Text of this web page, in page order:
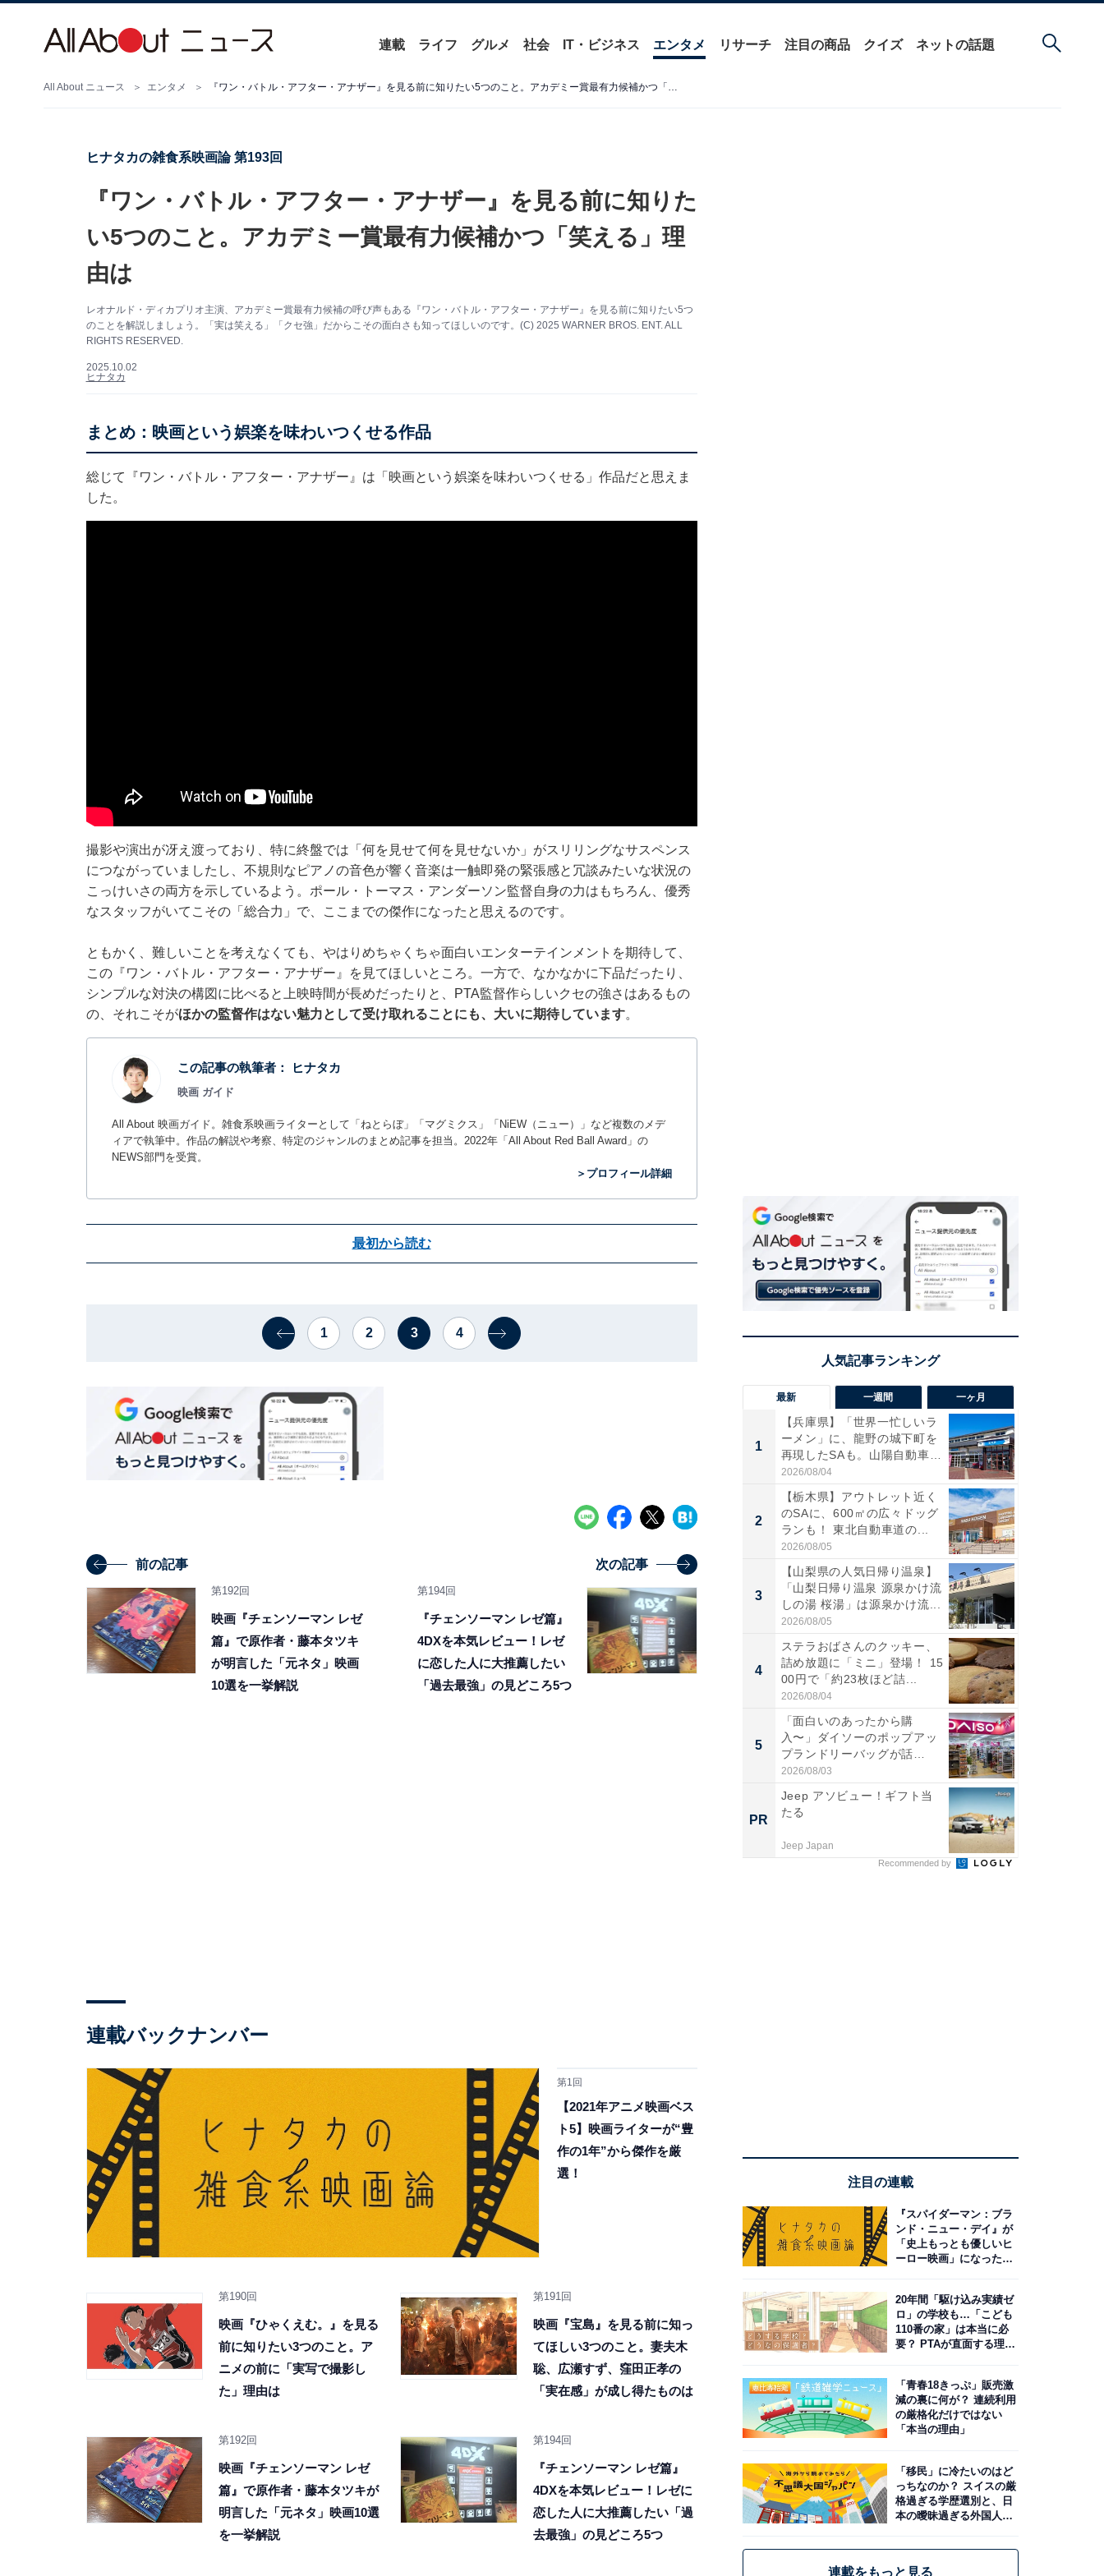
連載 ライフ グルメ 社会 IT・ビジネス エンタメ リサーチ 注目の商品 クイズ ネットの話題
All About ニュース エンタメ 『ワン・バトル・アフター・アナザー』を見る前に知りたい5つのこと。アカデミー賞最有力候補かつ「笑える」理由は
ヒナタカの雑食系映画論 第193回
『ワン・バトル・アフター・アナザー』を見る前に知りた
い5つのこと。アカデミー賞最有力候補かつ「笑える」理
由は
レオナルド・ディカプリオ主演、アカデミー賞最有力候補の呼び声もある『ワン・バトル・アフター・アナザー』を見る前に知りたい5つ
のことを解説しましょう。「実は笑える」「クセ強」だからこその面白さも知ってほしいのです。(C) 2025 WARNER BROS. ENT. ALL
RIGHTS RESERVED.
2025.10.02
ヒナタカ
まとめ：映画という娯楽を味わいつくせる作品
総じて『ワン・バトル・アフター・アナザー』は「映画という娯楽を味わいつくせる」作品だと思えま
した。
撮影や演出が冴え渡っており、特に終盤では「何を見せて何を見せないか」がスリリングなサスペンス
につながっていましたし、不規則なピアノの音色が響く音楽は一触即発の緊張感と冗談みたいな状況の
こっけいさの両方を示しているよう。ポール・トーマス・アンダーソン監督自身の力はもちろん、優秀
なスタッフがいてこその「総合力」で、ここまでの傑作になったと思えるのです。
ともかく、難しいことを考えなくても、やはりめちゃくちゃ面白いエンターテインメントを期待して、
この『ワン・バトル・アフター・アナザー』を見てほしいところ。一方で、なかなかに下品だったり、
シンプルな対決の構図に比べると上映時間が長めだったりと、PTA監督作らしいクセの強さはあるもの
の、それこそがほかの監督作はない魅力として受け取れることにも、大いに期待しています。
この記事の執筆者： ヒナタカ
映画 ガイド
All About 映画ガイド。雑食系映画ライターとして「ねとらぼ」「マグミクス」「NiEW（ニュー）」など複数のメデ
ィアで執筆中。作品の解説や考察、特定のジャンルのまとめ記事を担当。2022年「All About Red Ball Award」の
NEWS部門を受賞。
＞プロフィール詳細
最初から読む
1 2 3 4
前の記事
第192回
映画『チェンソーマン レゼ
篇』で原作者・藤本タツキ
が明言した「元ネタ」映画
10選を一挙解説
次の記事
第194回
『チェンソーマン レゼ篇』
4DXを本気レビュー！レゼ
に恋した人に大推薦したい
「過去最強」の見どころ5つ
連載バックナンバー
第1回
【2021年アニメ映画ベス
ト5】映画ライターが“豊
作の1年”から傑作を厳
選！
第190回
映画『ひゃくえむ。』を見る
前に知りたい3つのこと。ア
ニメの前に「実写で撮影し
た」理由は
第191回
映画『宝島』を見る前に知っ
てほしい3つのこと。妻夫木
聡、広瀬すず、窪田正孝の
「実在感」が成し得たものは
第192回
映画『チェンソーマン レゼ
篇』で原作者・藤本タツキが
明言した「元ネタ」映画10選
を一挙解説
第194回
『チェンソーマン レゼ篇』
4DXを本気レビュー！レゼに
恋した人に大推薦したい「過
去最強」の見どころ5つ
最新 一週間 一ヶ月
1
【兵庫県】「世界一忙しいラ
ーメン」に、龍野の城下町を
再現したSAも。山陽自動車
道...
2026/08/04
2
【栃木県】アウトレット近く
のSAに、600㎡の広々ドッグ
ランも！ 東北自動車道の...
2026/08/05
3
【山梨県の人気日帰り温泉】
「山梨日帰り温泉 源泉かけ流
しの湯 桜湯」は源泉かけ流...
2026/08/05
4
ステラおばさんのクッキー、
詰め放題に「ミニ」登場！ 15
00円で「約23枚ほど詰...
2026/08/04
5
「面白いのあったから購
入〜」ダイソーのポップアッ
プランドリーバッグが話
題。“さま...
2026/08/03
PR
Jeep アソビュー！ギフト当
たる
Jeep Japan
Recommended by
注目の連載
『スパイダーマン：ブラ
ンド・ニュー・デイ』が
「史上もっとも優しいヒ
ーロー映画」になった理
20年間「駆け込み実績ゼ
ロ」の学校も…「こども
110番の家」は本当に必
要？ PTAが直面する理想
「青春18きっぷ」販売激
減の裏に何が？ 連続利用
の厳格化だけではない
「本当の理由」
「移民」に冷たいのはど
っちなのか？ スイスの厳
格過ぎる学歴選別と、日
本の曖昧過ぎる外国人政
連載をもっと見る